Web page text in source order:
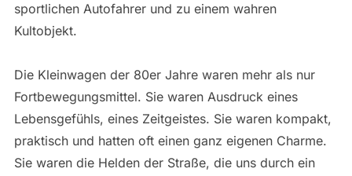
sportlichen Autofahrer und zu einem wahren
Kultobjekt.
Die Kleinwagen der 80er Jahre waren mehr als nur
Fortbewegungsmittel. Sie waren Ausdruck eines
Lebensgefühls, eines Zeitgeistes. Sie waren kompakt,
praktisch und hatten oft einen ganz eigenen Charme.
Sie waren die Helden der Straße, die uns durch ein